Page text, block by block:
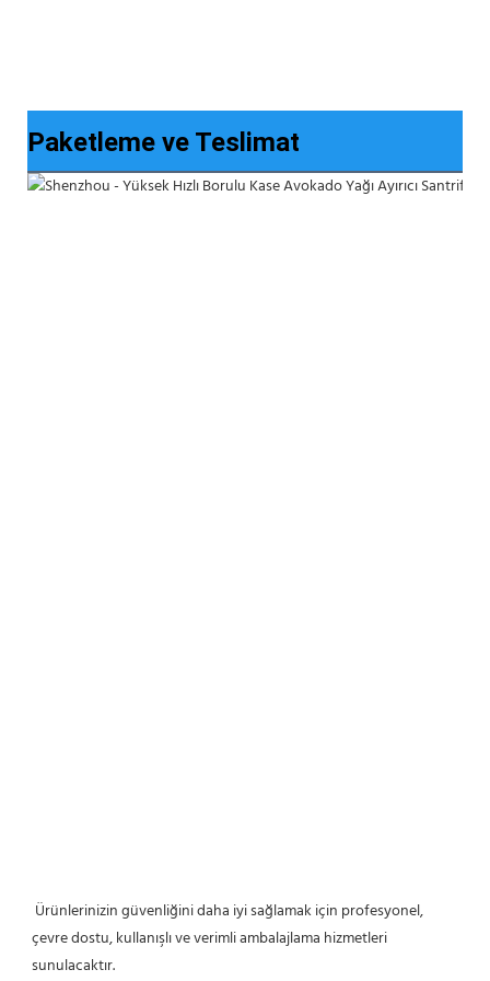
Paketleme ve Teslimat
çevre dostu, kullanışlı ve verimli ambalajlama hizmetleri
sunulacaktır.